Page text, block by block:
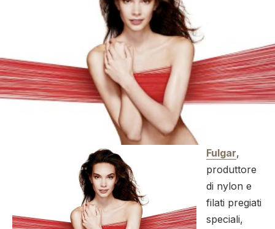
Fulgar,
produttore
di nylon e
filati pregiati
speciali,